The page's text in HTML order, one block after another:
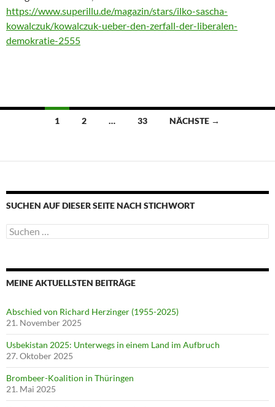
https://www.superillu.de/magazin/stars/ilko-sascha-
kowalczuk/kowalczuk-ueber-den-zerfall-der-liberalen-
demokratie-2555
Beitragsnavigation
1 2 … 33 NÄCHSTE →
SUCHEN AUF DIESER SEITE NACH STICHWORT
Suche
nach:
MEINE AKTUELLSTEN BEITRÄGE
Abschied von Richard Herzinger (1955-2025)
21. November 2025
Usbekistan 2025: Unterwegs in einem Land im Aufbruch
27. Oktober 2025
Brombeer-Koalition in Thüringen
21. Mai 2025